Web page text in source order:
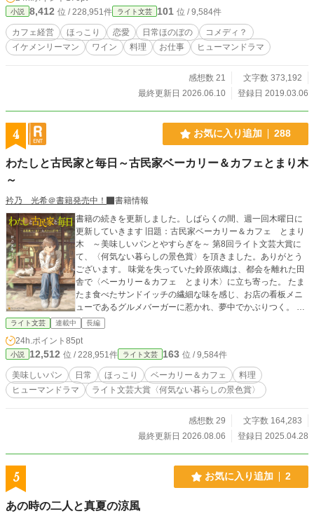
小説 8,412 位 / 228,951件 ライト文芸 101 位 / 9,584件
カフェ経営 ほっこり 恋愛 日常ほのぼの
コメディ？
イケメンリーマン
ワイン 料理 お仕事 ヒューマンドラマ
感想数 21
文字数 373,192
最終更新日 2026.06.10
登録日 2019.03.06
4 お気に入り追加 288
わたしと古民家と毎日～古民家ベーカリー＆カフェとまり木
～
衿乃 光希＠書籍発売中！
書籍情報
書籍の続きを更新しました。しばらくの間、週一回木曜日に
更新していきます 旧題：古民家ベーカリー＆カフェ とまり
木 ～美味しいパンとやすらぎを～ 第8回ライト文芸大賞に
て、〈何気ない暮らしの景色賞〉を頂きました。ありがとう
ございます。 味覚を失っていた鈴原依織は、都会を離れた田
舎で〈ベーカリー＆カフェ とまり木〉に立ち寄った。 たま
たま食べたサンドイッチの繊細な味を感じ、お店の看板メニ
ューであるグルメバーガーに惹かれ、夢中でかぶりつく。 味
覚を取り戻した依織は、ストレスだらけの仕事を退職し、と
まり木で働きたいと願い出る。 田舎暮らしでの再生と癒し
と、美味しいパンの物語。 ＊フィクションです。
ライト文芸 連載中 長編
24h.ポイント 85pt
小説 12,512 位 / 228,951件 ライト文芸 163 位 / 9,584件
美味しいパン 日常 ほっこり ベーカリー＆カフェ
料理
ヒューマンドラマ
ライト文芸大賞〈何気ない暮らしの景色賞〉
感想数 29
文字数 164,283
最終更新日 2026.08.06
登録日 2025.04.28
5 お気に入り追加 2
あの時の二人と真夏の涼風